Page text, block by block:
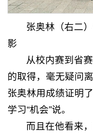
张奥林（右二
影
从校内赛到省
的取得，毫无疑问
张奥林用成绩证明
学习“机会”说。
而且在他看来